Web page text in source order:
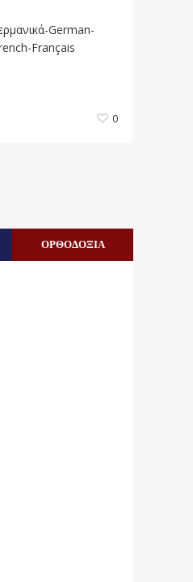
German-
Français
0
ΟΡΘΟΔΟΞΙΑ